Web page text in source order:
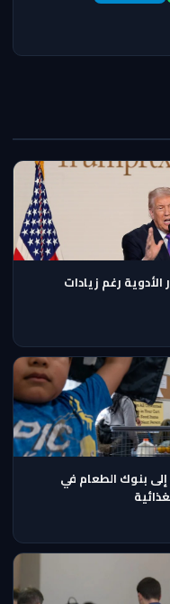
رغم زيادات
إلى بنوك الطعام في